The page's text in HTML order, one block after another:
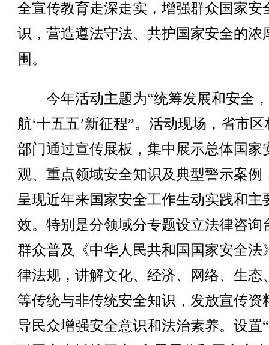
全宣传教育走深走实，增强群众国家安
识，营造遵法守法、共护国家安全的浓
围。
今年活动主题为“统筹发展和安全
航‘十五五’新征程”。活动现场，省市区
部门通过宣传展板，集中展示总体国家
观、重点领域安全知识及典型警示案例
呈现近年来国家安全工作生动实践和主
效。特别是分领域分专题设立法律咨询
群众普及《中华人民共和国国家安全法
律法规，讲解文化、经济、网络、生态
等传统与非传统安全知识，发放宣传资
导民众增强安全意识和法治素养。设置